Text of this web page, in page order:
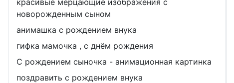
красивые мерцающие изображения с
новорожденным сыном
анимашка с рождением внука
гифка мамочка , с днём рождения
С рождением сыночка - анимационная картинка
поздравить с рождением внука